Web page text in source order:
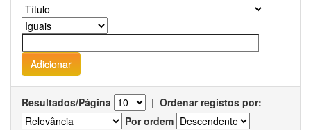
Resultados/Página | Ordenar registos por:
Por ordem